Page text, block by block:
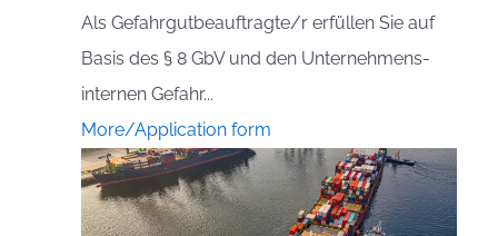
Als Gefahrgutbeauftragte/r erfüllen Sie auf
Basis des § 8 GbV und den Unternehmens-
internen Gefahr...
More/Application form